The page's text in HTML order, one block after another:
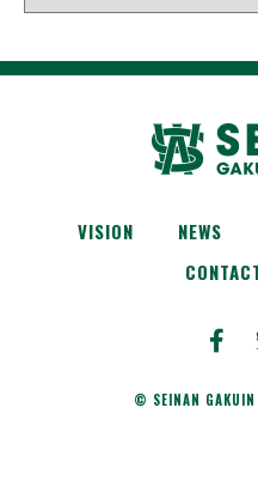
VISION NEWS
© SEINAN